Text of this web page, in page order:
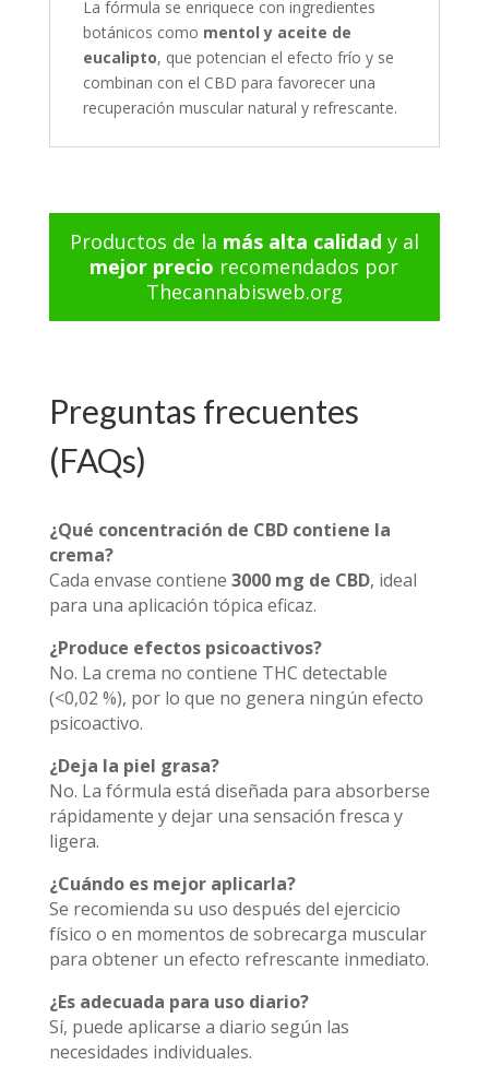
La fórmula se enriquece con ingredientes
botánicos como mentol y aceite de
eucalipto, que potencian el efecto frío y se
combinan con el CBD para favorecer una
recuperación muscular natural y refrescante.
Productos de la más alta calidad y al
mejor precio recomendados por
Thecannabisweb.org
Preguntas frecuentes
(FAQs)
¿Qué concentración de CBD contiene la
crema?
Cada envase contiene 3000 mg de CBD, ideal
para una aplicación tópica eficaz.
¿Produce efectos psicoactivos?
No. La crema no contiene THC detectable
(<0,02 %), por lo que no genera ningún efecto
psicoactivo.
¿Deja la piel grasa?
No. La fórmula está diseñada para absorberse
rápidamente y dejar una sensación fresca y
ligera.
¿Cuándo es mejor aplicarla?
Se recomienda su uso después del ejercicio
físico o en momentos de sobrecarga muscular
para obtener un efecto refrescante inmediato.
¿Es adecuada para uso diario?
Sí, puede aplicarse a diario según las
necesidades individuales.